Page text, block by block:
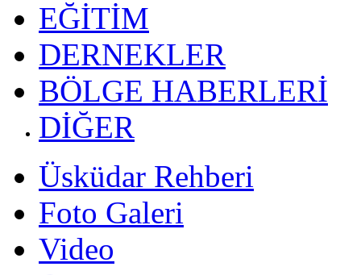
EĞİTİM
DERNEKLER
BÖLGE HABERLERİ
DİĞER
Üsküdar Rehberi
Foto Galeri
Video